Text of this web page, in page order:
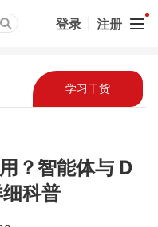
登录 注册
学习干货
？智能体与 D
科普